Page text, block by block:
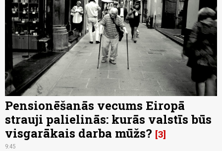
Pensionēšanās vecums Eiropā
strauji palielinās: kurās valstīs būs
visgarākais darba mūžs? 3
9:45